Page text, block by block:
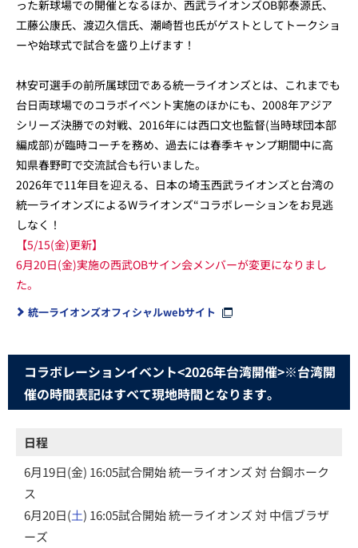
った新球場での開催となるほか、西武ライオンズOB郭泰源氏、
工藤公康氏、渡辺久信氏、潮崎哲也氏がゲストとしてトークショ
ーや始球式で試合を盛り上げます！
林安可選手の前所属球団である統一ライオンズとは、これまでも
台日両球場でのコラボイベント実施のほかにも、2008年アジア
シリーズ決勝での対戦、2016年には西口文也監督(当時球団本部
編成部)が臨時コーチを務め、過去には春季キャンプ期間中に高
知県春野町で交流試合も行いました。
2026年で11年目を迎える、日本の埼玉西武ライオンズと台湾の
統一ライオンズによるWライオンズ“コラボレーションをお見逃
しなく！
【5/15(金)更新】
6月20日(金)実施の西武OBサイン会メンバーが変更になりまし
た。
統一ライオンズオフィシャルwebサイト
コラボレーションイベント<2026年台湾開催>※台湾開
催の時間表記はすべて現地時間となります。
日程
6月19日(金) 16:05試合開始 統一ライオンズ 対 台鋼ホーク
ス
6月20日(土) 16:05試合開始 統一ライオンズ 対 中信ブラザ
ーズ